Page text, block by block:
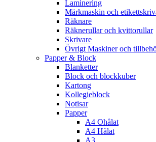
Laminering
Märkmaskin och
Räknare
Räknerullar och kvittorullar
Skrivare
Övrigt Maskiner och
Papper & Block
Blanketter
Block och blockkuber
Kartong
Kollegieblock
Notisar
Papper
A4 Ohålat
A4 Hålat
A3